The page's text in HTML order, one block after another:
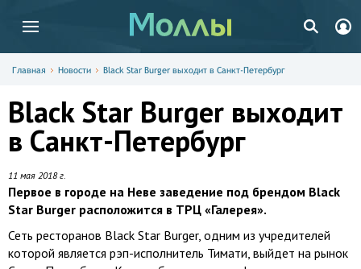
Главная Новости Black Star Burger выходит в Санкт-Петербург
Black Star Burger выходит
в Санкт-Петербург
11 мая 2018 г.
Первое в городе на Неве заведение под брендом Black
Star Burger расположится в ТРЦ «Галерея».
Сеть ресторанов Black Star Burger, одним из учредителей
которой является рэп-исполнитель Тимати, выйдет на рынок